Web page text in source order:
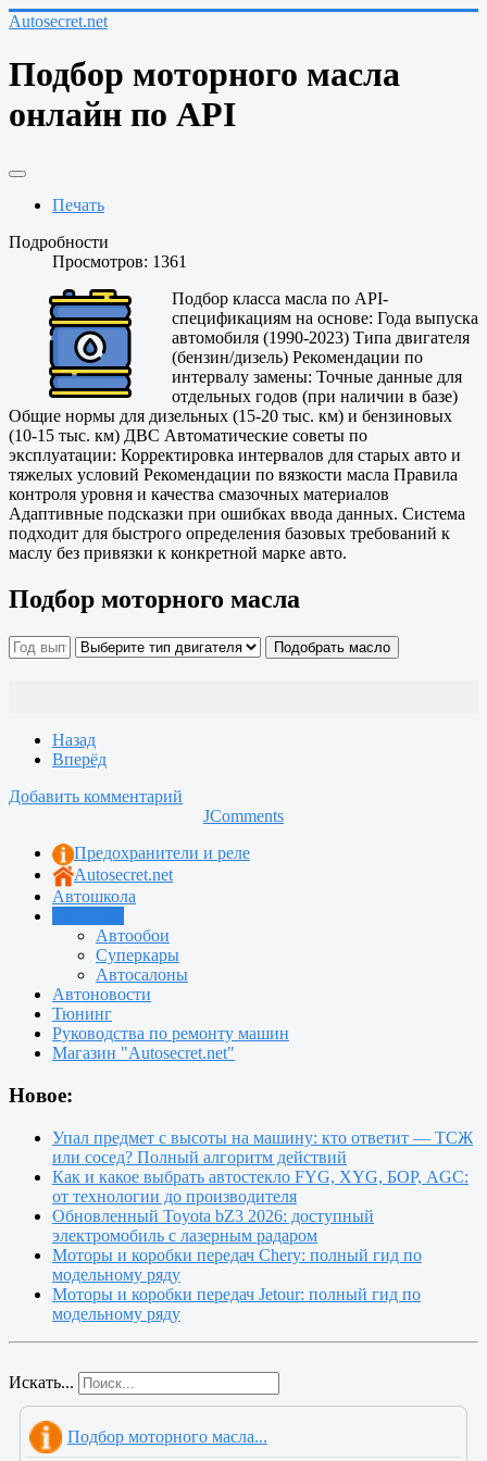
Autosecret.net
Подбор моторного масла
онлайн по API
Печать
Подробности
Просмотров: 1361
Подбор класса масла по API-
спецификациям на основе: Года выпуска
автомобиля (1990-2023) Типа двигателя
(бензин/дизель) Рекомендации по
интервалу замены: Точные данные для
отдельных годов (при наличии в базе)
Общие нормы для дизельных (15-20 тыс. км) и бензиновых
(10-15 тыс. км) ДВС Автоматические советы по
эксплуатации: Корректировка интервалов для старых авто и
тяжелых условий Рекомендации по вязкости масла Правила
контроля уровня и качества смазочных материалов
Адаптивные подсказки при ошибках ввода данных. Система
подходит для быстрого определения базовых требований к
маслу без привязки к конкретной марке авто.
Подбор моторного масла
Подобрать масло
Назад
Вперёд
Добавить комментарий
JComments
Предохранители и реле
Autosecret.net
Автошкола
Автообои
Суперкары
Автосалоны
Автоновости
Тюнинг
Руководства по ремонту машин
Магазин "Autosecret.net"
Новое:
Упал предмет с высоты на машину: кто ответит — ТСЖ
или сосед? Полный алгоритм действий
Как и какое выбрать автостекло FYG, XYG, БОР, AGC:
от технологии до производителя
Обновленный Toyota bZ3 2026: доступный
электромобиль с лазерным радаром
Моторы и коробки передач Chery: полный гид по
модельному ряду
Моторы и коробки передач Jetour: полный гид по
модельному ряду
Искать...
Подбор моторного масла...